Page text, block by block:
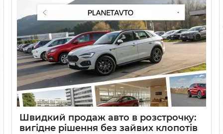
Швидкий продаж авто в розстрочку:
вигідне рішення без зайвих клопотів